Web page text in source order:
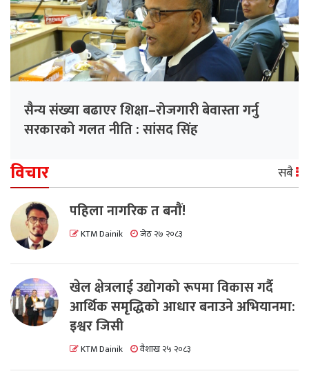
सैन्य संख्या बढाएर शिक्षा–रोजगारी बेवास्ता गर्नु
सरकारको गलत नीति : सांसद सिंह
विचार सबै
पहिला नागरिक त बनाैं!
KTM Dainik जेठ २७ २०८३
खेल क्षेत्रलाई उद्योगको रूपमा विकास गर्दै
आर्थिक समृद्धिको आधार बनाउने अभियानमा:
इश्वर जिसी
KTM Dainik वैशाख २५ २०८३